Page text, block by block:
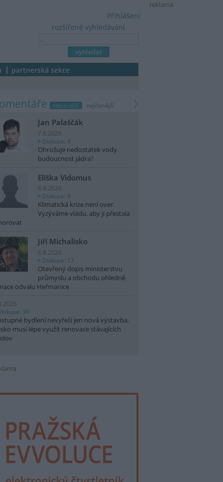
reklama
rozšířené vyhledávání
Přihlášení
partnerská sekce
nejnovější nejčtenější
Jan Palaščák
7.8.2026
Diskuse: 4
Ohrožuje nedostatek vody
budoucnost jádra?
Eliška Vidomus
6.8.2026
Diskuse: 9
Klimatická krize není over.
Vyzýváme vládu, aby ji přestala
Jiří Michalisko
6.8.2026
Diskuse: 17
Otevřený dopis ministerstvu
průmyslu a obchodu ohledně
odvalu Heřmanice
39
bydlení nevyřeší jen nová výstavba.
musí lépe využít renovace stávajících